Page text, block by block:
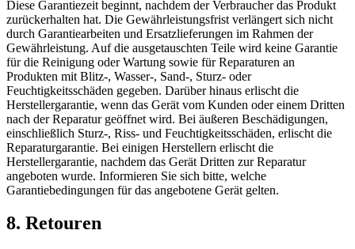
Diese Garantiezeit beginnt, nachdem der Verbraucher das Produkt
zurückerhalten hat. Die Gewährleistungsfrist verlängert sich nicht
durch Garantiearbeiten und Ersatzlieferungen im Rahmen der
Gewährleistung. Auf die ausgetauschten Teile wird keine Garantie
für die Reinigung oder Wartung sowie für Reparaturen an
Produkten mit Blitz-, Wasser-, Sand-, Sturz- oder
Feuchtigkeitsschäden gegeben. Darüber hinaus erlischt die
Herstellergarantie, wenn das Gerät vom Kunden oder einem Dritten
nach der Reparatur geöffnet wird. Bei äußeren Beschädigungen,
einschließlich Sturz-, Riss- und Feuchtigkeitsschäden, erlischt die
Reparaturgarantie. Bei einigen Herstellern erlischt die
Herstellergarantie, nachdem das Gerät Dritten zur Reparatur
angeboten wurde. Informieren Sie sich bitte, welche
Garantiebedingungen für das angebotene Gerät gelten.
8. Retouren